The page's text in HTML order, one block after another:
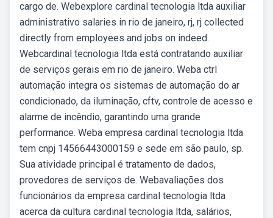
cargo de. Webexplore cardinal tecnologia ltda auxiliar
administrativo salaries in rio de janeiro, rj, rj collected
directly from employees and jobs on indeed.
Webcardinal tecnologia ltda está contratando auxiliar
de serviços gerais em rio de janeiro. Weba ctrl
automação integra os sistemas de automação do ar
condicionado, da iluminação, cftv, controle de acesso e
alarme de incêndio, garantindo uma grande
performance. Weba empresa cardinal tecnologia ltda
tem cnpj 14566443000159 e sede em são paulo, sp.
Sua atividade principal é tratamento de dados,
provedores de serviços de. Webavaliações dos
funcionários da empresa cardinal tecnologia ltda
acerca da cultura cardinal tecnologia ltda, salários,